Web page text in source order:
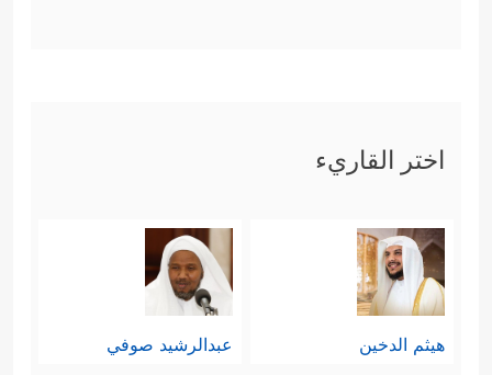
اختر القاريء
هيثم الدخين عبدالرشيد صوفي